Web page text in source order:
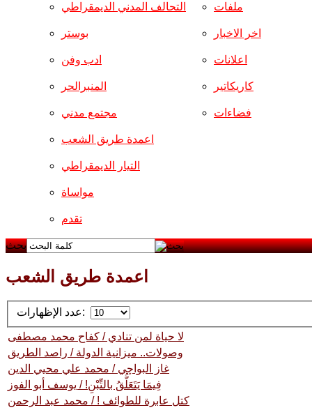
التحالف المدني الديمقراطي
بوستر
ادب وفن
المنبرالحر
مجتمع مدني
ملفات
اخر الاخبار
اعلانات
كاريكاتير
فضاءات
اعمدة طريق الشعب
التيار الديمقراطي
مواساة
تقدم
بحث
اعمدة طريق الشعب
عدد الإظهارات:
لا حياة لمن تنادي / كفاح محمد مصطفى
وصولات.. ميزانية الدولة / راصد الطريق
غاز البواچي / محمد علي محيي الدين
فِيمَا يَتَعَلَّقُ بالتِّبْنِ! / يوسف أبو الفوز
كتل عابرة للطوائف ! / محمد عبد الرحمن